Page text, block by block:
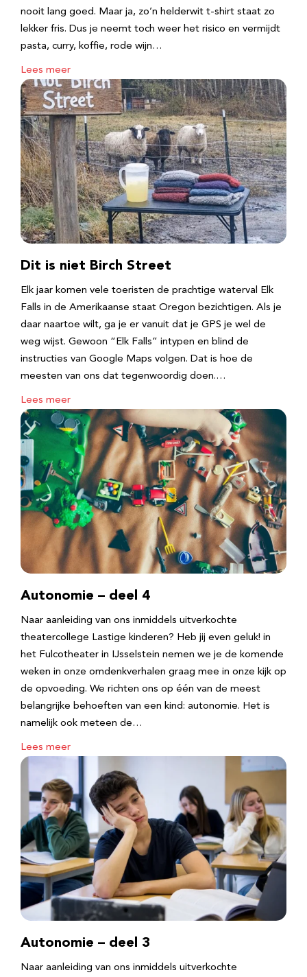
nooit lang goed. Maar ja, zo’n helderwit t-shirt staat zo
lekker fris. Dus je neemt toch weer het risico en vermijdt
pasta, curry, koffie, rode wijn…
Lees meer
Dit is niet Birch Street
Elk jaar komen vele toeristen de prachtige waterval Elk
Falls in de Amerikaanse staat Oregon bezichtigen. Als je
daar naartoe wilt, ga je er vanuit dat je GPS je wel de
weg wijst. Gewoon “Elk Falls” intypen en blind de
instructies van Google Maps volgen. Dat is hoe de
meesten van ons dat tegenwoordig doen.…
Lees meer
Autonomie – deel 4
Naar aanleiding van ons inmiddels uitverkochte
theatercollege Lastige kinderen? Heb jij even geluk! in
het Fulcotheater in IJsselstein nemen we je de komende
weken in onze omdenkverhalen graag mee in onze kijk op
de opvoeding. We richten ons op één van de meest
belangrijke behoeften van een kind: autonomie. Het is
namelijk ook meteen de…
Lees meer
Autonomie – deel 3
Naar aanleiding van ons inmiddels uitverkochte